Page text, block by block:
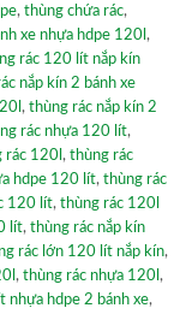
, thùng chứa rác,
xe nhựa hdpe 120l ,
rác 120 lít nắp kín
nắp kín 2 bánh xe
, thùng rác nắp kín 2
rác nhựa 120 lít,
rác 120l , thùng rác
hdpe 120 lít, thùng rác
120 lít, thùng rác 120l
lít, thùng rác nắp kín
rác lớn 120 lít nắp kín,
, thùng rác nhựa 120l ,
nhựa hdpe 2 bánh xe,